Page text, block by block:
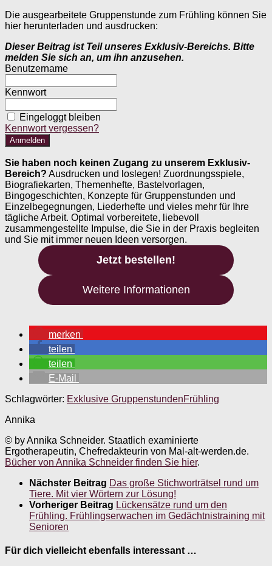
Die ausgearbeitete Gruppenstunde zum Frühling können Sie
hier herunterladen und ausdrucken:
Dieser Beitrag ist Teil unseres Exklusiv-Bereichs. Bitte
melden Sie sich an, um ihn anzusehen.
Benutzername
Kennwort
Eingeloggt bleiben
Kennwort vergessen?
Sie haben noch keinen Zugang zu unserem Exklusiv-
Bereich? Ausdrucken und loslegen! Zuordnungsspiele,
Biografiekarten, Themenhefte, Bastelvorlagen,
Bingogeschichten, Konzepte für Gruppenstunden und
Einzelbegegnungen, Liederhefte und vieles mehr für Ihre
tägliche Arbeit. Optimal vorbereitete, liebevoll
zusammengestellte Impulse, die Sie in der Praxis begleiten
und Sie mit immer neuen Ideen versorgen.
Jetzt bestellen!
Weitere Informationen
merken
teilen
teilen
E-Mail
Schlagwörter: Exklusive GruppenstundenFrühling
Annika
© by Annika Schneider. Staatlich examinierte
Ergotherapeutin, Chefredakteurin von Mal-alt-werden.de.
Bücher von Annika Schneider finden Sie hier.
Nächster Beitrag Das große Stichworträtsel rund um
Tiere. Mit vier Wörtern zur Lösung!
Vorheriger Beitrag Lückensätze rund um den
Frühling. Frühlingserwachen im Gedächtnistraining mit
Senioren
Für dich vielleicht ebenfalls interessant …